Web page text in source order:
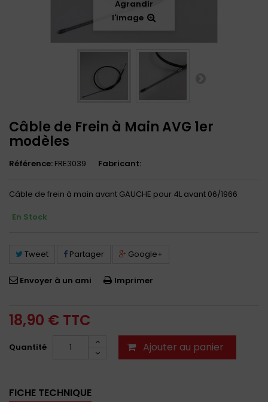
Agrandir
l'image
Câble de Frein à Main AVG 1er
modèles
Référence: FRE3039 Fabricant:
Câble de frein à main avant GAUCHE pour 4L avant 06/1966
En Stock
Tweet Partager Google+
Envoyer à un ami Imprimer
18,90 € TTC
Quantité Ajouter au panier
FICHE TECHNIQUE